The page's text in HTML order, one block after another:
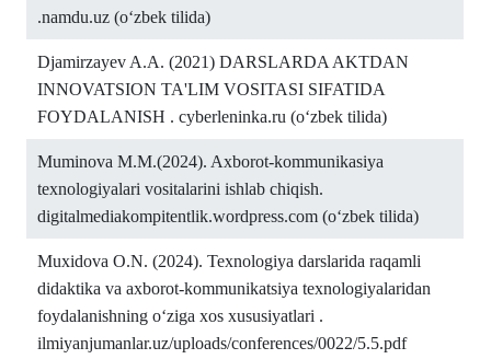
.namdu.uz (o‘zbek tilida)
Djamirzayev A.A. (2021) DARSLARDA AKTDAN
INNOVATSION TA'LIM VOSITASI SIFATIDA
FOYDALANISH . cyberleninka.ru (o‘zbek tilida)
Muminova M.M.(2024). Axborot-kommunikasiya
texnologiyalari vositalarini ishlab chiqish.
digitalmediakompitentlik.wordpress.com (o‘zbek tilida)
Muxidova O.N. (2024). Texnologiya darslarida raqamli
didaktika va axborot-kommunikatsiya texnologiyalaridan
foydalanishning oʻziga xos xususiyatlari .
ilmiyanjumanlar.uz/uploads/conferences/0022/5.5.pdf